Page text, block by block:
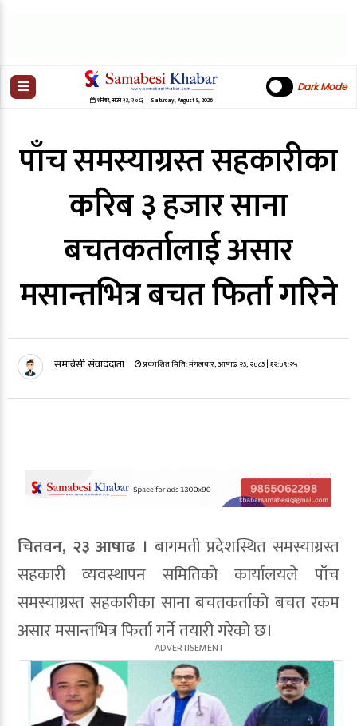
शनिबार,साउन २३,२०८३| Saturday, August 8, 2026
Dark Mode
पाँच समस्याग्रस्त सहकारीका
करिब ३ हजार साना
बचतकर्तालाई असार
मसान्तभित्र बचत फिर्ता गरिने
समाबेसी संवाददाता प्रकाशित मिति:मंगलबार, आषाढ २३, २०८३| १२:०९:२५
चितवन, २३ आषाढ । बागमती प्रदेशस्थित समस्याग्रस्त
सहकारी व्यवस्थापन समितिको कार्यालयले पाँच
समस्याग्रस्त सहकारीका साना बचतकर्ताको बचत रकम
असार मसान्तभित्र फिर्ता गर्ने तयारी गरेको छ।